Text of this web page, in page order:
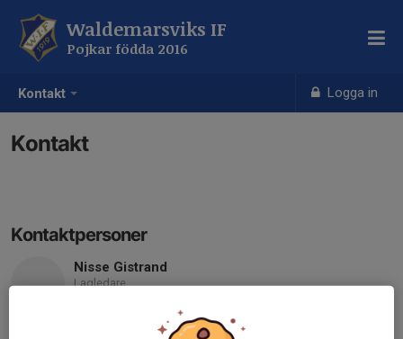
Kontakt Logga in
Waldemarsviks IF
Pojkar födda 2016
Kontakt
Kontaktpersoner
Nisse Gistrand
Lagledare
nisse_metallica_@hotmail.com